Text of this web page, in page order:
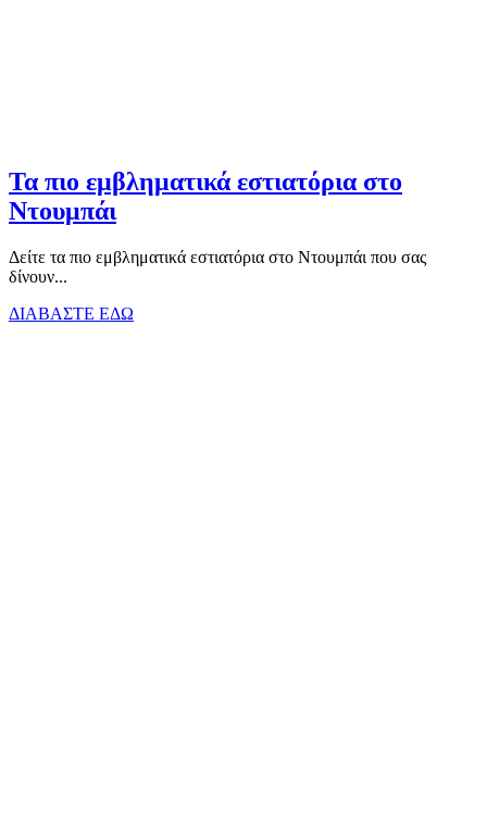
Τα πιο εμβληματικά εστιατόρια στο
Ντουμπάι
Δείτε τα πιο εμβληματικά εστιατόρια στο Ντουμπάι που σας
δίνουν...
ΔΙΑΒΑΣΤΕ ΕΔΩ